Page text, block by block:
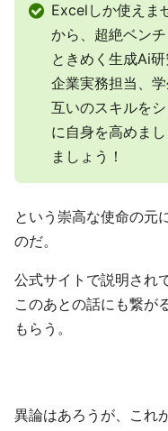
Excelしか使えま
から、超絶ベン
ときめく生成Ai
企業実務担当、
互いのスキルを
に自身を高めま
ましょう！
という崇高な使命の元
のだ。
公式サイトで説明され
このあとの話にも繋が
もらう。
異論はあろうが、これ